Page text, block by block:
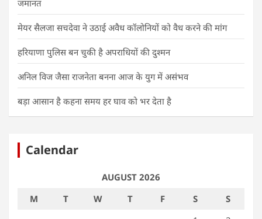
जमानत
मेयर सैलजा सचदेवा ने उठाई अवैध कॉलोनियों को वैध करने की मांग
हरियाणा पुलिस बन चुकी है अपराधियों की दुश्मन
अनिल विज जैसा राजनेता बनना आज के युग में असंभव
बड़ा आसान है कहना समय हर घाव को भर देता है
Calendar
AUGUST 2026
M
T W T F S
S